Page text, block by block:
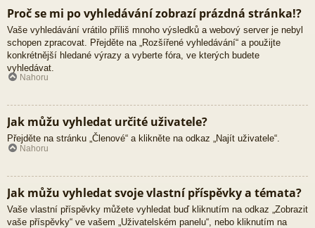
Proč se mi po vyhledávání zobrazí prázdná stránka!?
Vaše vyhledávání vrátilo příliš mnoho výsledků a webový server je nebyl
schopen zpracovat. Přejděte na „Rozšířené vyhledávání“ a použijte
konkrétnější hledané výrazy a vyberte fóra, ve kterých budete
vyhledávat.
Nahoru
Jak můžu vyhledat určité uživatele?
Přejděte na stránku „Členové“ a klikněte na odkaz „Najít uživatele“.
Nahoru
Jak můžu vyhledat svoje vlastní příspěvky a témata?
Vaše vlastní příspěvky můžete vyhledat buď kliknutím na odkaz „Zobrazit
vaše příspěvky“ ve vašem „Uživatelském panelu“, nebo kliknutím na